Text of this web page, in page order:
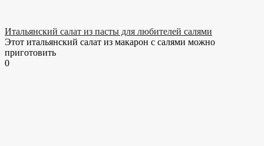
Итальянский салат из пасты для любителей салями
Этот итальянский салат из макарон с салями можно
приготовить
0